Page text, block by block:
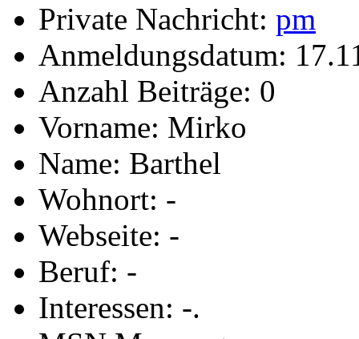
Private Nachricht: pm
Anmeldungsdatum:
Anzahl Beiträge: 0
Vorname: Mirko
Name: Barthel
Wohnort: -
Webseite: -
Beruf: -
Interessen: -.